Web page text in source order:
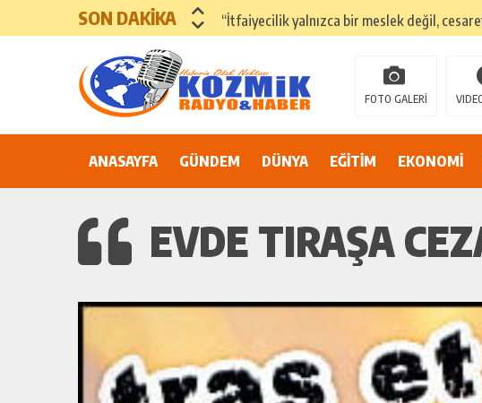
SON DAKİKA
“İtfaiyecilik yalnızca bir meslek değil,
81 İLDE ORTAK ÇAĞRI: “EŞİT VE ADİL BİR
Adana’nın Göbeğinde Güvenlik Alarmı:
FOTO GALERİ
ANASAYFA GÜNDEM DÜNYA EĞİTİM EKONOMİ
EVDE TIRAŞA